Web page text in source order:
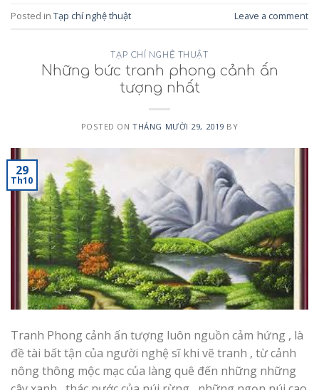
Posted in Tạp chí nghệ thuật Leave a comment
TẠP CHÍ NGHỆ THUẬT
Những bức tranh phong cảnh ấn
tượng nhất
POSTED ONTHÁNG MƯỜI 29, 2019 BY
29
Th10
Tranh Phong cảnh ấn tượng luôn nguồn cảm hứng , là
đề tài bất tận của người nghệ sĩ khi vẽ tranh , từ cảnh
nông thông mộc mạc của làng quê đến những những